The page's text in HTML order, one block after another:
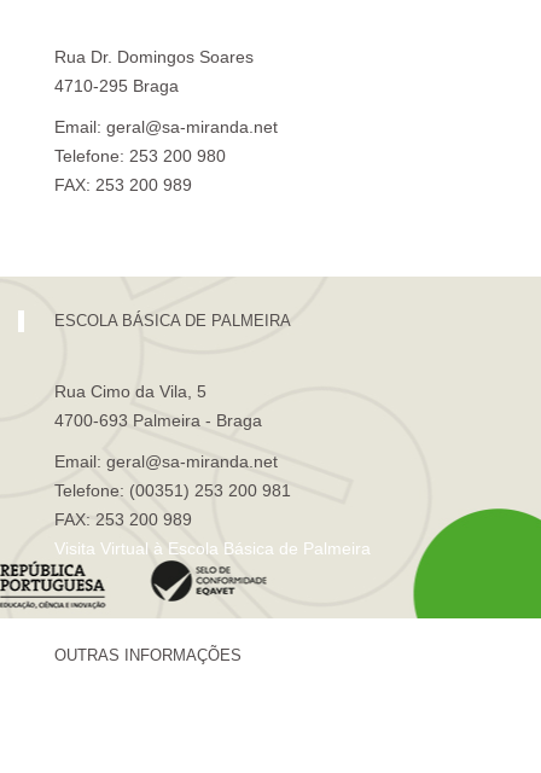
Rua Dr. Domingos Soares
4710-295 Braga
Email: geral@sa-miranda.net
Telefone: 253 200 980
FAX: 253 200 989
ESCOLA BÁSICA DE PALMEIRA
Rua Cimo da Vila, 5
4700-693 Palmeira - Braga
Email: geral@sa-miranda.net
Telefone: (00351) 253 200 981
FAX: 253 200 989
Visita Virtual à Escola Básica de Palmeira
OUTRAS INFORMAÇÕES